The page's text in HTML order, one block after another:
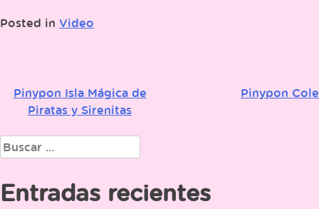
Posted in Video
Navegación
de
entradas
Pinypon Isla Mágica de
Piratas y Sirenitas
Pinypon Cole
Buscar:
Entradas recientes